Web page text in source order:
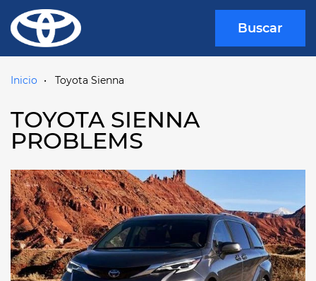
Buscar
Inicio Toyota Sienna
TOYOTA SIENNA
PROBLEMS